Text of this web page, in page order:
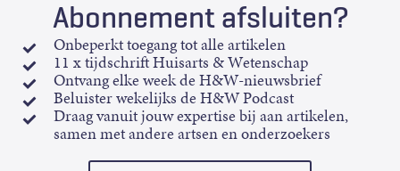
Abonnement afsluiten?
Onbeperkt toegang tot alle artikelen
11 x tijdschrift Huisarts & Wetenschap
Ontvang elke week de H&W-nieuwsbrief
Beluister wekelijks de H&W Podcast
Draag vanuit jouw expertise bij aan artikelen,
samen met andere artsen en onderzoekers